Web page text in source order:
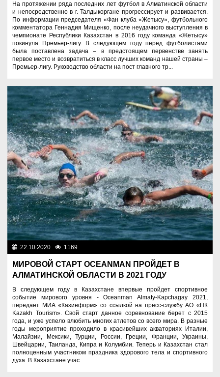
На протяжении ряда последних лет футбол в Алматинской области
и непосредственно в г. Талдыкоргане прогрессирует и развивается.
По информации председателя «Фан клуба «Жетысу», футбольного
комментатора Геннадия Мищенко, после неудачного выступления в
чемпионате Республики Казахстан в 2016 году команда «Жетысу»
покинула Премьер-лигу. В следующем году перед футболистами
была поставлена задача – в предстоящем первенстве занять
первое место и возвратиться в класс лучших команд нашей страны –
Премьер-лигу. Руководство области на пост главного тр...
22.10.2020 1169
МИРОВОЙ СТАРТ OCEANMAN ПРОЙДЕТ В
АЛМАТИНСКОЙ ОБЛАСТИ В 2021 ГОДУ
В следующем году в Казахстане впервые пройдет спортивное
событие мирового уровня - Oceanman Almaty-Kapchagay 2021,
передает МИА «Казинформ» со ссылкой на пресс-службу АО «НК
Kazakh Tourism». Свой старт данное соревнование берет с 2015
года, и уже успело влюбить многих атлетов со всего мира. В разные
годы мероприятие проходило в красивейших акваториях Италии,
Малайзии, Мексики, Турции, России, Греции, Франции, Украины,
Швейцарии, Таиланда, Кипра и Колумбии. Теперь и Казахстан стал
полноценным участником праздника здорового тела и спортивного
духа. В Казахстане учас...